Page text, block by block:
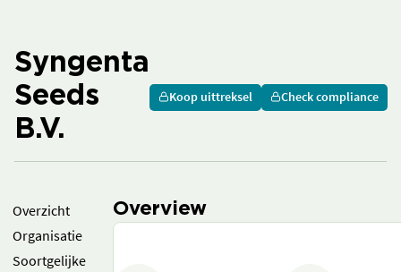
Syngenta
Seeds
B.V.
Koop uittreksel Check compliance
Overzicht
Organisatie
Soortgelijke
Overview